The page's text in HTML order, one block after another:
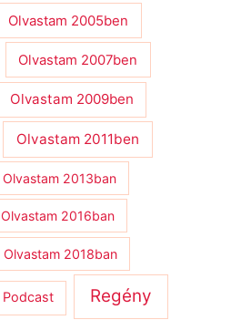
Olvastam 2005ben
Olvastam 2007ben
Olvastam 2009ben
Olvastam 2011ben
Olvastam 2013ban
Olvastam 2016ban
Olvastam 2018ban
Podcast Regény